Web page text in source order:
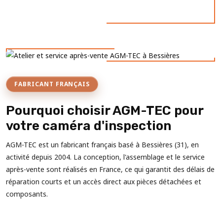
FABRICANT FRANÇAIS
Pourquoi choisir AGM-TEC pour
votre caméra d'inspection
AGM-TEC est un fabricant français basé à Bessières (31), en
activité depuis 2004. La conception, l'assemblage et le service
après-vente sont réalisés en France, ce qui garantit des délais de
réparation courts et un accès direct aux pièces détachées et
composants.